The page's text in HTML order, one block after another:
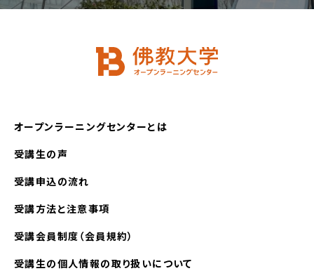
オープンラーニングセンターとは
受講生の声
受講申込の流れ
受講方法と注意事項
受講会員制度（会員規約）
受講生の個人情報の取り扱いについて